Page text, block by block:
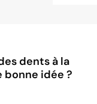
dents à la
bonne idée ?